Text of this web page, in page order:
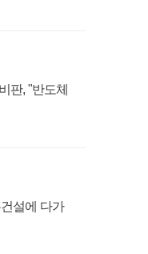
판, "반도체
설에 다가